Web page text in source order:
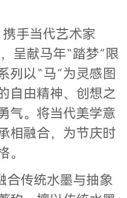
手当代艺术家
呈献马年“踏梦”限
列以“马”为灵感图
自由精神、创想之
气。将当代美学意
相融合，为节庆时
。
合传统水墨与抽象